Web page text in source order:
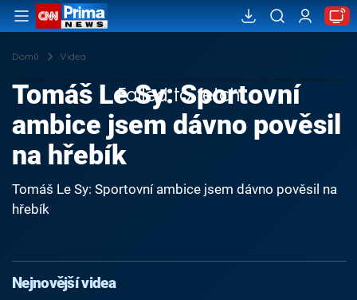
Domů Videa
Failed to fetch
Tomáš Le Sy: Sportovní
ambice jsem dávno pověsil
na hřebík
Tomáš Le Sy: Sportovní ambice jsem dávno pověsil na
hřebík
Nejnovější videa